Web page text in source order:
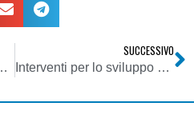
operatori di rete. Il DM in G.U. questa settimana
SUCCESSIVO
Interventi per lo sviluppo di piccole e medie imprese mediante investimenti nel capitale di rischio